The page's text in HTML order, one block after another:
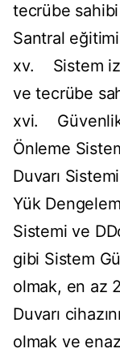
tecrübe
Santral eğitimi
xv. Sistem
ve tecrübe
xvi. Güvenlik
Önleme
Duvarı
Yük
Sistemi ve
gibi Sistem
olmak, en az
Duvarı
olmak ve